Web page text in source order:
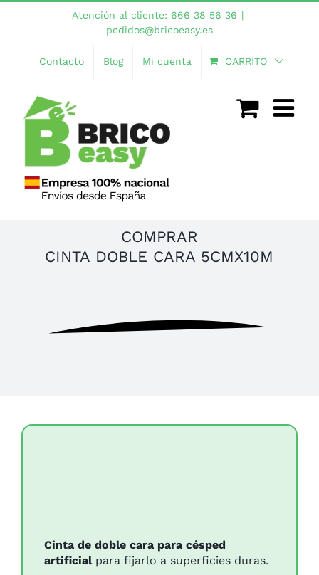
Saltar
Atención al cliente: 666 38 56 36 |
pedidos@bricoeasy.es
Contacto Blog Mi cuenta CARRITO
COMPRAR
CINTA DOBLE CARA 5CMX10M
Cinta de doble cara para césped
artificialpara fijarlo a superficies duras.